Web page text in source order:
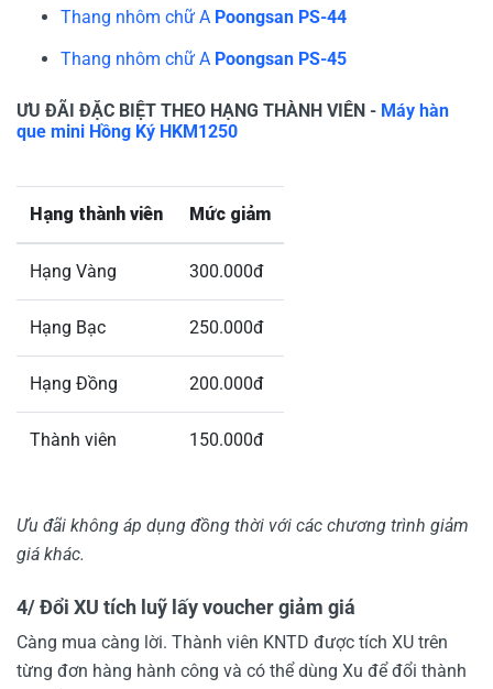
Thang nhôm chữ A Poongsan PS-44
Thang nhôm chữ A Poongsan PS-45
ƯU ĐÃI ĐẶC BIỆT THEO HẠNG THÀNH VIÊN - Máy hàn
que mini Hồng Ký HKM1250
Hạng thành viên Mức giảm
Hạng Vàng 300.000đ
Hạng Bạc 250.000đ
Hạng Đồng 200.000đ
Thành viên 150.000đ
Ưu đãi không áp dụng đồng thời với các chương trình giảm
giá khác.
4/ Đổi XU tích luỹ lấy voucher giảm giá
Càng mua càng lời. Thành viên KNTD được tích XU trên
từng đơn hàng hành công và có thể dùng Xu để đổi thành